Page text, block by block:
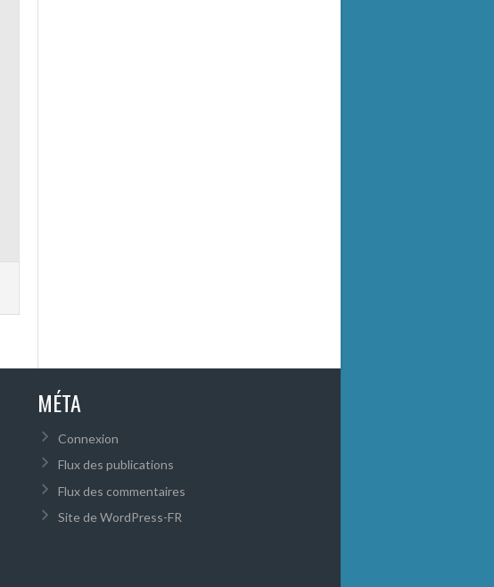
MÉTA
Connexion
Flux des publications
Flux des commentaires
Site de WordPress-FR